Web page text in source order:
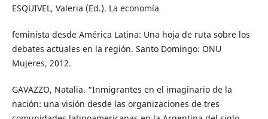
ESQUIVEL, Valeria (Ed.). La economía
feminista desde América Latina: Una hoja de ruta sobre los
debates actuales en la región. Santo Domingo: ONU
Mujeres, 2012.
GAVAZZO, Natalia. “Inmigrantes en el imaginario de la
nación: una visión desde las organizaciones de tres